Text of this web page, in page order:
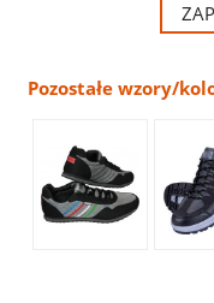
Pozostałe wzory/